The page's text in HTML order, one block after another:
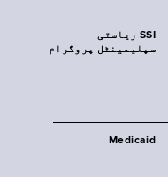
SSI ریاستی
سپلیمینٹل پروگرام
Medicaid